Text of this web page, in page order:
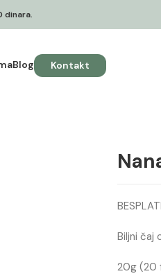
dinara.
Blog Kontakt
Biljni čaj
20g (20